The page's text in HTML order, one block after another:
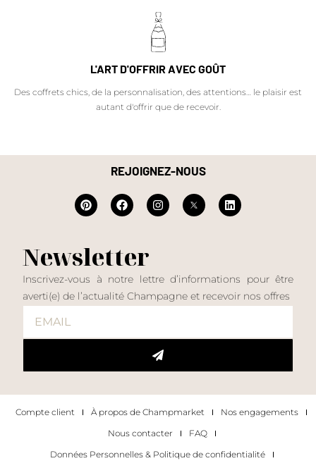
L'ART D'OFFRIR AVEC GOÛT
Des coffrets chics, de la personnalisation, des attentions… le plaisir est
autant d'offrir que de recevoir.
REJOIGNEZ-NOUS
Newsletter
Inscrivez-vous à notre lettre d’informations pour être
averti(e) de l’actualité Champagne et recevoir nos offres
Compte client À propos de Champmarket
Nos engagements
Nous contacter
FAQ
Données Personnelles & Politique de confidentialité